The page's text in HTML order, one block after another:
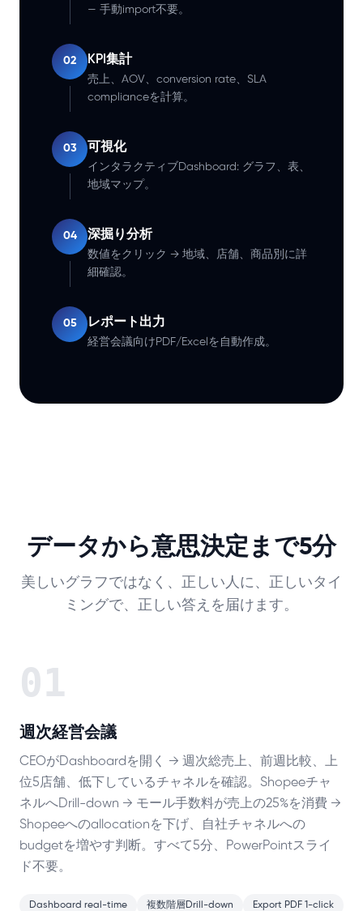
— 手動import不要。
02 KPI集計
売上、AOV、conversion rate、SLA
complianceを計算。
03 可視化
インタラクティブDashboard: グラフ、表、
地域マップ。
04 深掘り分析
数値をクリック → 地域、店舗、商品別に詳
細確認。
05 レポート出力
経営会議向けPDF/Excelを自動作成。
データから意思決定まで5分
美しいグラフではなく、正しい人に、正しいタイ
ミングで、正しい答えを届けます。
01
週次経営会議
CEOがDashboardを開く → 週次総売上、前週比較、上
位5店舗、低下しているチャネルを確認。Shopeeチャ
ネルへDrill-down → モール手数料が売上の25%を消費 →
Shopeeへのallocationを下げ、自社チャネルへの
budgetを増やす判断。すべて5分、PowerPointスライ
ド不要。
Dashboard real-time 複数階層Drill-down Export PDF 1-click